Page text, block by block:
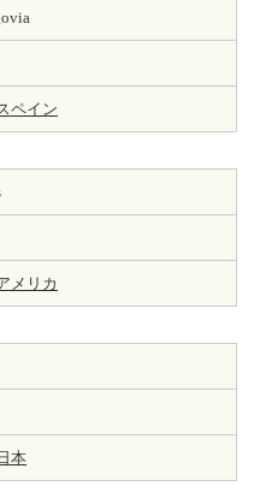
ペイン
メリカ
日本